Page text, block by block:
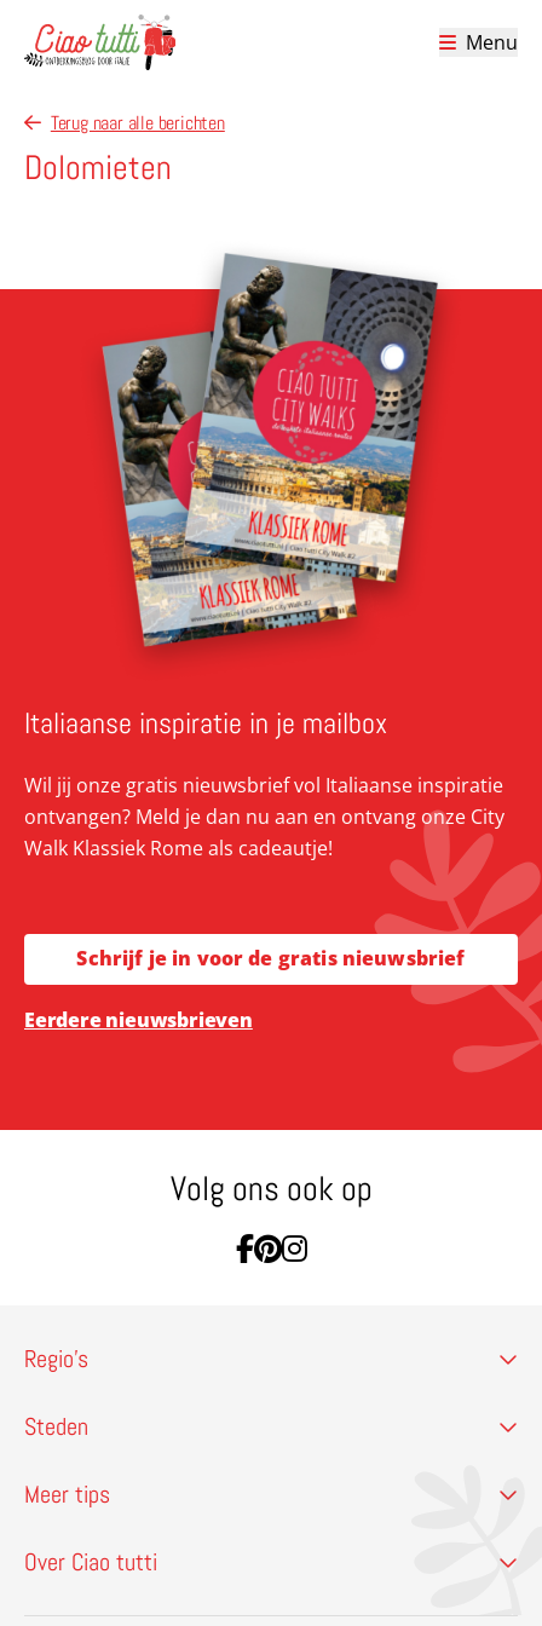
Menu
Terug naar alle berichten
Dolomieten
Italiaanse inspiratie in je mailbox
Wil jij onze gratis nieuwsbrief vol Italiaanse inspiratie
ontvangen? Meld je dan nu aan en ontvang onze City
Walk Klassiek Rome als cadeautje!
Schrijf je in voor de gratis nieuwsbrief
Eerdere nieuwsbrieven
Volg ons ook op
Ga naar Facebook
Ga naar Pinterest
Ga naar Instagram
Regio’s
Steden
Meer tips
Over Ciao tutti